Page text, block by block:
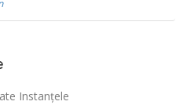
Instanţele